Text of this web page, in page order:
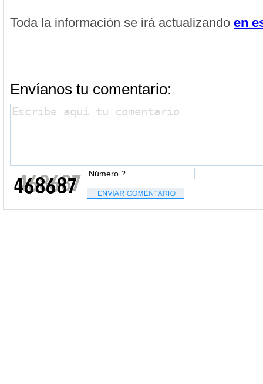
Toda la información se irá actualizando en
Envíanos tu comentario: